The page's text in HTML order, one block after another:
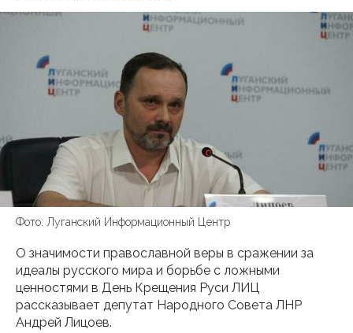
Фото: Луганский Информационный Центр
О значимости православной веры в сражении за
идеалы русского мира и борьбе с ложными
ценностями в День Крещения Руси ЛИЦ
рассказывает депутат Народного Совета ЛНР
Андрей Лицоев.